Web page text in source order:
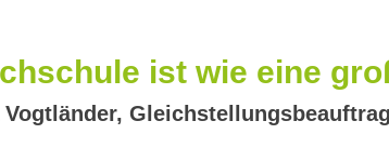
ist wie eine